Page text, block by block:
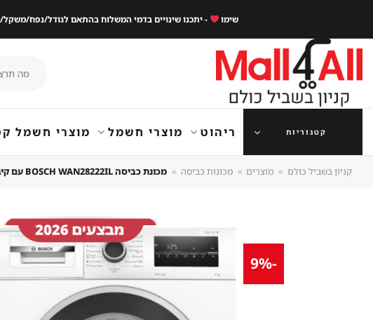
content
שימו - יתכנו שינויים בדמי המשלוח בהתאם לגודל/נפח/
עבור:
קטגוריות ריהוט מוצרי חשמל מוצרי חשמל
קניון בשביל כולם » מוצרים » מכונות כביסה » מכונת כביסה BOSCH WAN28222IL עם קיבולת 8 ק"ג ומהירות סחיטה 1400 סל"ד
-9%